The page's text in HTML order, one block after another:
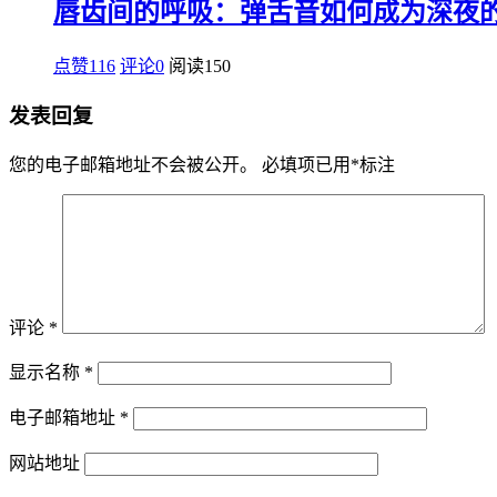
唇齿间的呼吸：弹舌音如何成为深夜
点赞116 评论0 阅读150
发表回复
您的电子邮箱地址不会被公开。 必填项已用 *标注
评论 *
显示名称 *
电子邮箱地址 *
网站地址